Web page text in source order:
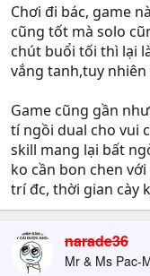
Chơi đi bác, game
cũng tốt mà solo
chút buổi tối thì lại
vắng tanh,tuy nhiên
Game cũng gần
tí ngồi dual cho vui
skill mang lại bất
ko cần bon chen
trí đc, thời gian cày
narade36
Mr & Ms Pac-